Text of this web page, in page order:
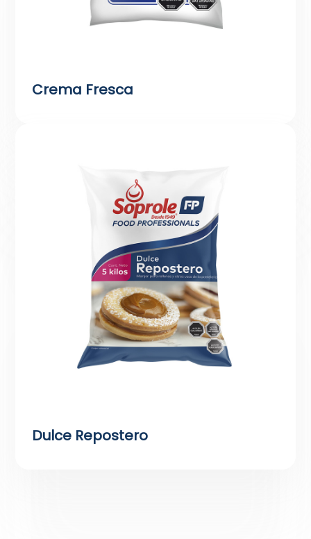
Crema Fresca
Dulce Repostero